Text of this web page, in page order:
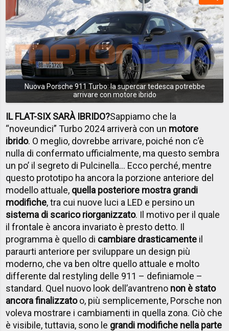
Nuova Porsche 911 Turbo: la supercar tedesca potrebbe
arrivare con motore ibrido
IL FLAT-SIX SARÀ IBRIDO?Sappiamo che la
“noveundici” Turbo 2024 arriverà con un motore
ibrido. O meglio, dovrebbe arrivare, poiché non c’è
nulla di confermato ufficialmente, ma questo sembra
un po’ il segreto di Pulcinella… Ecco perché, mentre
questo prototipo ha ancora la porzione anteriore del
modello attuale, quella posteriore mostra grandi
modifiche, tra cui nuove luci a LED e persino un
sistema di scarico riorganizzato. Il motivo per il quale
il frontale è ancora invariato è presto detto. Il
programma è quello di cambiare drasticamente il
paraurti anteriore per sviluppare un design più
moderno, che va ben oltre quello attuale e molto
differente dal restyling delle 911 – definiamole –
standard. Quel nuovo look dell’avantreno non è stato
ancora finalizzatoo, più semplicemente, Porsche non
voleva mostrare i cambiamenti in quella zona. Ciò che
è visibile, tuttavia, sono le grandi modifiche nella parte